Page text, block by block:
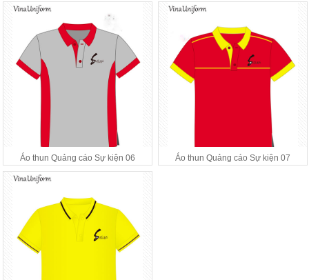
Áo thun Quảng cáo Sự kiện 06 Áo thun Quảng cáo Sự kiện 07